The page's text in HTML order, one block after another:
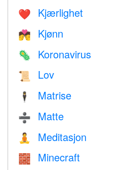
❤️️ Kjærlighet
💏 Kjønn
🦠 Koronavirus
📜 Lov
🕴️ Matrise
➗ Matte
🧘 Meditasjon
🧱 Minecraft